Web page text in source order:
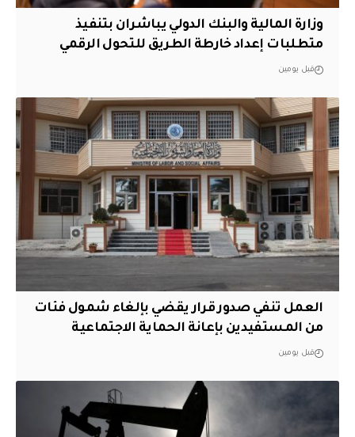
وزارة المالية والبنك الدولي يباشران بتنفيذ
متطلبات إعداد خارطة الطريق للتحول الرقمي
قبل يومين
العمل تنفي صدور قرار يقضي بإلغاء شمول فئات
من المستفيدين بإعانة الحماية الاجتماعية
قبل يومين